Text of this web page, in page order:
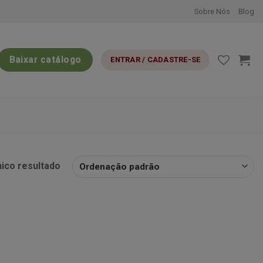
Sobre Nós Blog
Baixar catálogo ENTRAR / CADASTRE-SE
resultado